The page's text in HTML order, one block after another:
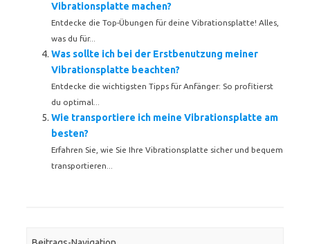
Vibrationsplatte machen?
Entdecke die Top-Übungen für deine Vibrationsplatte! Alles,
was du für...
Was sollte ich bei der Erstbenutzung meiner
Vibrationsplatte beachten?
Entdecke die wichtigsten Tipps für Anfänger: So profitierst
du optimal...
Wie transportiere ich meine Vibrationsplatte am
besten?
Erfahren Sie, wie Sie Ihre Vibrationsplatte sicher und bequem
transportieren...